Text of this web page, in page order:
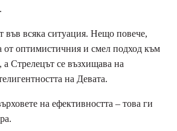
във всяка ситуация. Нещо повече,
от оптимистичния и смел подход към
Стрелецът се възхищава на
на Девата.
на ефективността – това ги